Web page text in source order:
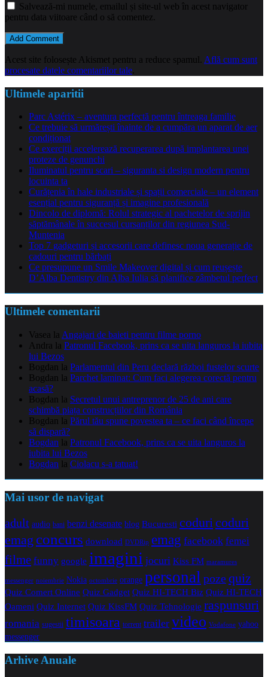
Salvează-mi numele, emailul și site-ul web în acest navigator
pentru data viitoare când o să comentez.
Acest site folosește Akismet pentru a reduce spamul. Află cum sunt
procesate datele comentariilor tale
Ultimele aparitii
Parc Astérix – aventura perfectă pentru întreaga familie
Ce trebuie să urmărești înainte de a cumpăra un aparat de aer
condiționat
Ce exerciții accelerează recuperarea după implantarea unei
proteze de genunchi
Iluminatul pentru scari – siguranta si design modern pentru
locuinta ta
Curățenia în hale industriale și spații comerciale – un element
esențial pentru siguranță și imagine profesională
Dincolo de diplomă: Rolul strategic al pachetelor de sprijin
săptămânale în succesul cursanților din regiunea Sud-
Muntenia
Top 7 gadgeturi și accesorii care definesc noua generație de
cadouri pentru bărbați
Ce presupune un Smile Makeover digital și cum reușește
D’Alba Dentistry din Alba Iulia să planifice zâmbetul perfect
Ultimele comentarii
Vasea la Angajari de baieti pentru filme porno
Andra la Patronul Facebook, prins ca se uita languros la iubita
lui Bezos
Bogdan la Parlamentul din Peru declară război fustelor scurte
Bogdan la Parchet laminat: Cum faci alegerea corectă pentru
acasă?
Bogdan la Secretul unui antreprenor de 25 de ani care
schimbă piața construcțiilor din România
Bogdan la Părul tău spune povestea ta – ce faci când începe
să dispară?
Bogdan la Patronul Facebook, prins ca se uita languros la
iubita lui Bezos
Bogdan la Ciolacu s-a tatuat!
Mai usor de navigat
adult audio bani benzi desenate blog Bucuresti coduricoduri
emag concurs download DVDRip emag facebook femei
filme funny google imagini jocuri Kiss FM maramures
messenger noiembrie Nokia octombrie orange personal pozequiz
Quiz Comert Online Quiz Gadget Quiz HI-TECH Biz Quiz HI-TECH
Oameni Quiz Internet Quiz KissFM Quiz Tehnologie raspunsuri
romania sugestii timisoara torrent trailer video Vodafone yahoo
messenger
Arhive Anuale